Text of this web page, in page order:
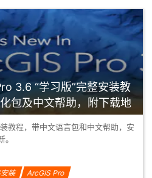
3.6 “学习版”完整安装教
包及中文帮助，附下载地
教程，带中文语言包和中文帮助，安
装 ArcGIS Pro